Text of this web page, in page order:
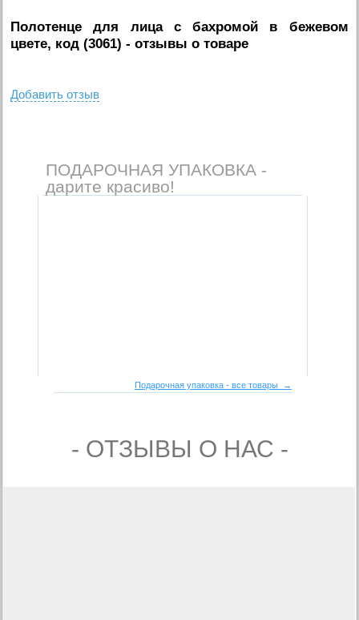
Полотенце для лица с бахромой в бежевом
цвете, код (3061) - отзывы о товаре
Добавить отзыв
ПОДАРОЧНАЯ УПАКОВКА -
дарите красиво!
Подарочная упаковка - все товары →
- ОТЗЫВЫ О НАС -